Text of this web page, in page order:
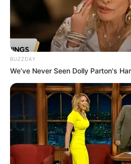
BUZZDAY
We’ve Never Seen Dolly Parton's